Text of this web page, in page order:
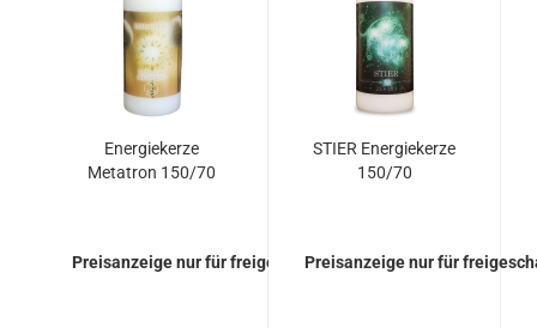
Energiekerze
Metatron 150/70
Preisanzeige nur für freigeschaltete Kunden
STIER Energiekerze
150/70
Preisanzeige nur für